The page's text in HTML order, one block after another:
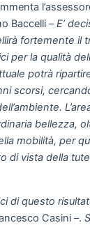
Baccelli –E’
fortemente il
per la qualità
potrà
scorsi,
bellezza,
mobilità, per
di vista della
di questo
Casini –.